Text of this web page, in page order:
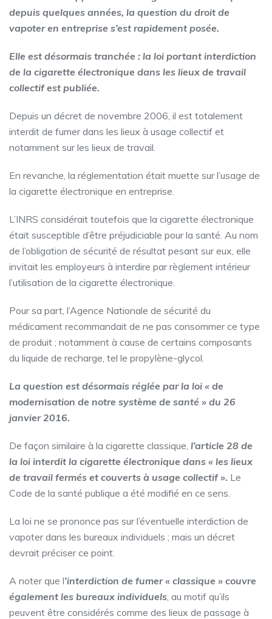
depuis quelques années, la question du droit de
vapoter en entreprise s’est rapidement posée.
Elle est désormais tranchée : la loi portant interdiction
de la cigarette électronique dans les lieux de travail
collectif est publiée.
Depuis un décret de novembre 2006, il est totalement
interdit de fumer dans les lieux à usage collectif et
notamment sur les lieux de travail.
En revanche, la réglementation était muette sur l’usage de
la cigarette électronique en entreprise.
L’INRS considérait toutefois que la cigarette électronique
était susceptible d’être préjudiciable pour la santé. Au nom
de l’obligation de sécurité de résultat pesant sur eux, elle
invitait les employeurs à interdire par règlement intérieur
l’utilisation de la cigarette électronique.
Pour sa part, l’Agence Nationale de sécurité du
médicament recommandait de ne pas consommer ce type
de produit ; notamment à cause de certains composants
du liquide de recharge, tel le propylène-glycol.
La question est désormais réglée par la loi « de
modernisation de notre système de santé » du 26
janvier 2016.
De façon similaire à la cigarette classique, l’article 28 de
la loi interdit la cigarette électronique dans « les lieux
de travail fermés et couverts à usage collectif ». Le
Code de la santé publique a été modifié en ce sens.
La loi ne se prononce pas sur l’éventuelle interdiction de
vapoter dans les bureaux individuels ; mais un décret
devrait préciser ce point.
A noter que l’interdiction de fumer « classique » couvre
également les bureaux individuels, au motif qu’ils
peuvent être considérés comme des lieux de passage à